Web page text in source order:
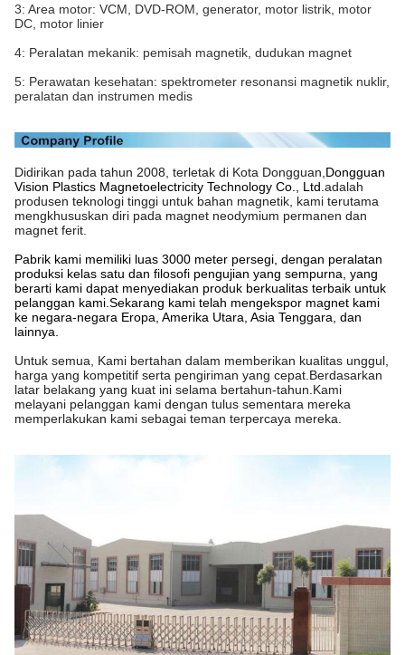
3: Area motor: VCM, DVD-ROM, generator, motor listrik, motor
DC, motor linier
4: Peralatan mekanik: pemisah magnetik, dudukan magnet
5: Perawatan kesehatan: spektrometer resonansi magnetik nuklir,
peralatan dan instrumen medis
Didirikan pada tahun 2008, terletak di Kota Dongguan, Dongguan
Vision Plastics Magnetoelectricity Technology Co., Ltd. adalah
produsen teknologi tinggi untuk bahan magnetik, kami terutama
mengkhususkan diri pada magnet neodymium permanen dan
magnet ferit.
Pabrik kami memiliki luas 3000 meter persegi, dengan peralatan
produksi kelas satu dan filosofi pengujian yang sempurna, yang
berarti kami dapat menyediakan produk berkualitas terbaik untuk
pelanggan kami.Sekarang kami telah mengekspor magnet kami
ke negara-negara Eropa, Amerika Utara, Asia Tenggara, dan
lainnya.
Untuk semua, Kami bertahan dalam memberikan kualitas unggul,
harga yang kompetitif serta pengiriman yang cepat.Berdasarkan
latar belakang yang kuat ini selama bertahun-tahun.Kami
melayani pelanggan kami dengan tulus sementara mereka
memperlakukan kami sebagai teman terpercaya mereka.